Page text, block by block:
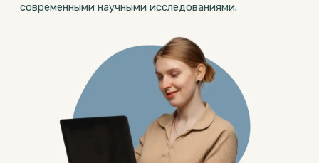
современными научными исследованиями.